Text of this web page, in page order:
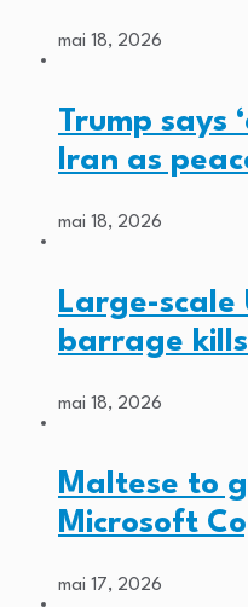
mai 18, 2026
Trump says
Iran as
mai 18, 2026
Large-scale
barrage
mai 18, 2026
Maltese to
Microsoft
mai 17, 2026